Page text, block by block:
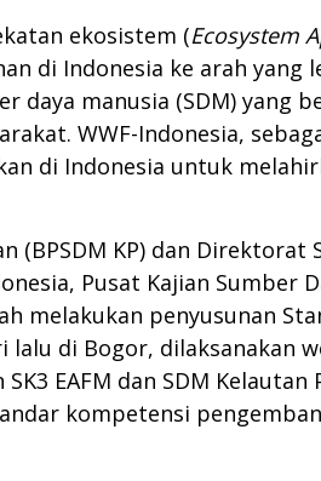
ekosistem (Ecosystem
di Indonesia ke arah yang
daya manusia (SDM) yang
WWF-Indonesia,
di Indonesia untuk
(BPSDM KP) dan
Pusat Kajian
melakukan penyusunan
lalu di Bogor, dilaksanakan
EAFM dan SDM
kompetensi